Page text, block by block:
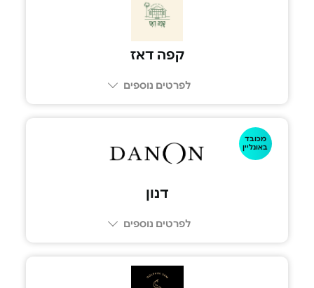
קפה דאז
לפרטים נוספים
מכובד
באונליין
דנון
לפרטים נוספים